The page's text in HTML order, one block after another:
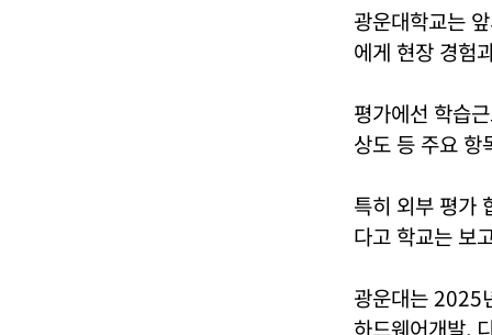
광운대학교는
에게 현장 경험
평가에선 학습
상도 등 주요 항
특히 외부 평가
다고 학교는 보
광운대는 2025
하드웨어개발,